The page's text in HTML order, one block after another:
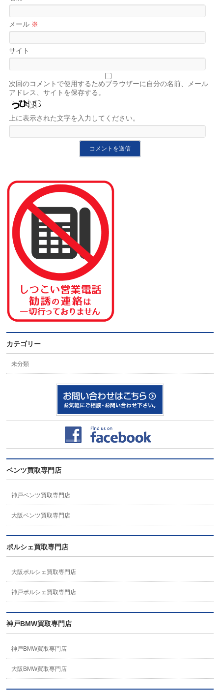
メール ※
サイト
次回のコメントで使用するためブラウザーに自分の名前、メール
アドレス、サイトを保存する。
上に表示された文字を入力してください。
カテゴリー
未分類
ベンツ買取専門店
神戸ベンツ買取専門店
大阪ベンツ買取専門店
ポルシェ買取専門店
大阪ポルシェ買取専門店
神戸ポルシェ買取専門店
神戸BMW買取専門店
神戸BMW買取専門店
大阪BMW買取専門店